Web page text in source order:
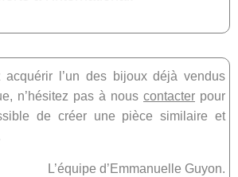
acquérir l’un des bijoux déjà vendus
n’hésitez pas à nous contacter pour
de créer une pièce similaire et
L’équipe d’Emmanuelle Guyon.